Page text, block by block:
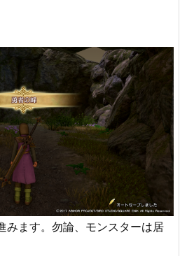
みます。勿論、モンスターは居